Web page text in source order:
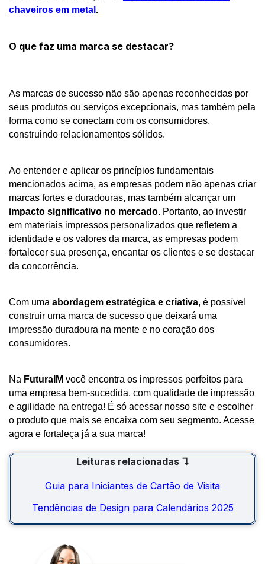
chaveiros em metal .
O que faz uma marca se destacar?
As marcas de sucesso não são apenas reconhecidas por
seus produtos ou serviços excepcionais, mas também pela
forma como se conectam com os consumidores,
construindo relacionamentos sólidos.
Ao entender e aplicar os princípios fundamentais
mencionados acima, as empresas podem não apenas criar
impacto significativo no mercado. Portanto, ao investir
em materiais impressos personalizados que refletem a
identidade e os valores da marca, as empresas podem
fortalecer sua presença, encantar os clientes e se destacar
da concorrência.
Com uma abordagem estratégica e criativa, é possível
construir uma marca de sucesso que deixará uma
impressão duradoura na mente e no coração dos
consumidores.
Na FuturaIM você encontra os impressos perfeitos para
uma empresa bem-sucedida, com qualidade de impressão
e agilidade na entrega! É só acessar nosso site e escolher
o produto que mais se encaixa com seu segmento. Acesse
agora e fortaleça já a sua marca!
Leituras relacionadas ↴
Guia para Iniciantes de Cartão de Visita
Tendências de Design para Calendários 2025